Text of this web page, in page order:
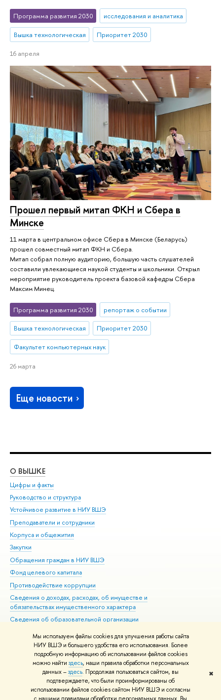
Мы используем файлы cookies для улучшения работы сайта
НИУ ВШЭ и большего удобства его использования. Более
подробную информацию об использовании файлов cookies
можно найти здесь, наши правила обработки персональных
данных –здесь. Продолжая пользоваться сайтом, вы
подтверждаете, что были проинформированы об
использовании файлов cookies сайтом НИУ ВШЭ и согласны
✖
Программа развития 2030 исследования и аналитика
Вышка технологическая Приоритет 2030
16 апреля
Прошел первый митап ФКН и Сбера в
Минске
11 марта в центральном офисе Сбера в Минске (Беларусь)
прошел совместный митап ФКН и Сбера.
Митап собрал полную аудиторию, большую часть слушателей
составили увлекающиеся наукой студенты и школьники. Открыл
мероприятие руководитель проекта базовой кафедры Сбера
Максим Минец.
Программа развития 2030 репортаж о событии
Вышка технологическая Приоритет 2030
Факультет компьютерных наук
26 марта
Еще новости
О ВЫШКЕ
Цифры и факты
Руководство и структура
Устойчивое развитие в НИУ ВШЭ
Преподаватели и сотрудники
Корпуса и общежития
Закупки
Обращения граждан в НИУ ВШЭ
Фонд целевого капитала
Противодействие коррупции
Сведения о доходах, расходах, об имуществе и
обязательствах имущественного характера
Сведения об образовательной организации
Людям с ограниченными возможностями здоровья
Единая платежная страница
Работа в Вышке
© НИУ ВШЭ 1993–2026 Адреса и контакты Условия использования